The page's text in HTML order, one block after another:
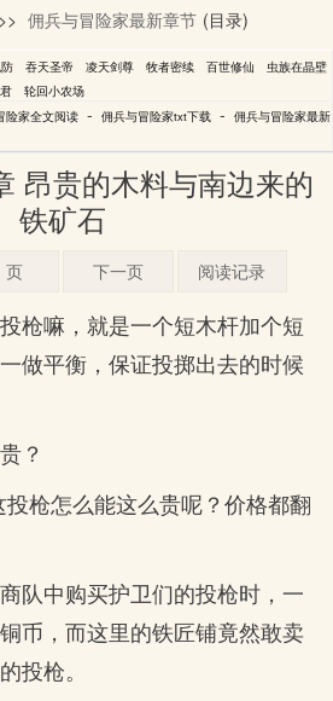
>> 佣兵与冒险家最新章节 (目录)
吞天圣帝 凌天剑尊 牧者密续 百世修仙
虫族在晶壁
轮回小农场
险家全文阅读 - 佣兵与冒险家txt下载 - 佣兵与冒险家最新
昂贵的木料与南边来的
铁矿石
页 下一页 阅读记录
枪嘛，就是一个短木杆加个短
做平衡，保证投掷出去的时候
？
投枪怎么能这么贵呢？价格都翻
队中购买护卫们的投枪时，一
币，而这里的铁匠铺竟然敢卖
投枪。